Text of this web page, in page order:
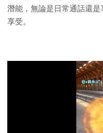
潛能，無論是日常通話還
享受。